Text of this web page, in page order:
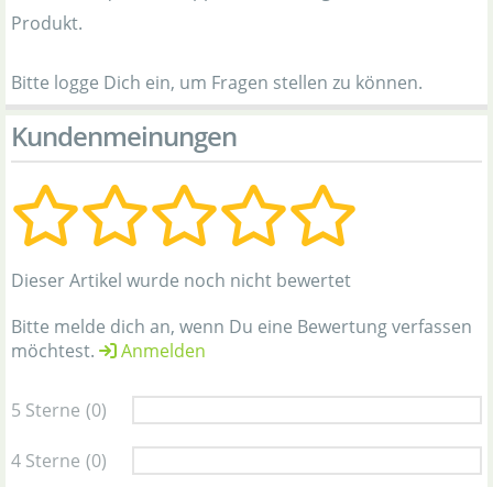
Produkt.
Bitte logge Dich ein, um Fragen stellen zu können.
Kundenmeinungen
Dieser Artikel wurde noch nicht bewertet
Bitte melde dich an, wenn Du eine Bewertung verfassen
möchtest.
Anmelden
5 Sterne (0)
4 Sterne (0)